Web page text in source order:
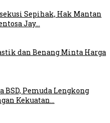
Sepihak, Hak Mantan
Jay…
dan Benang Minta Harga
BSD, Pemuda Lengkong
Kekuatan…